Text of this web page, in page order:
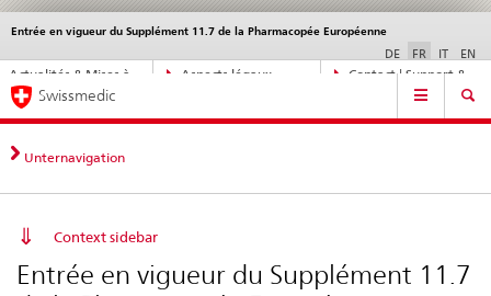
Navigation
directe:
actualités,
juridiques,
Actualités & Mises à
Aspects légaux,
Contact | Support &
Entrée en vigueur du Supplément 11.7 de la Pharmacopée Européenne
DE FR IT EN
Service
Navigation
Swissmedic
Unternavigation
Context sidebar
Entrée en vigueur du Supplément 11.7